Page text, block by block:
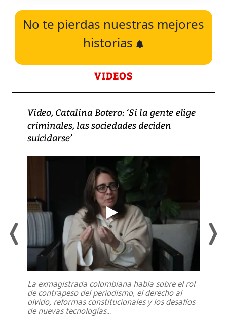
No te pierdas nuestras mejores
historias
VIDEOS
Video, Catalina Botero: ‘Si la gente elige
criminales, las sociedades deciden
suicidarse’
La exmagistrada colombiana habla sobre el rol
de contrapeso del periodismo, el derecho al
olvido, reformas constitucionales y los desafíos
de nuevas tecnologías...